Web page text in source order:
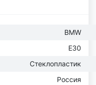
BMW
E30
Стеклопластик
Россия